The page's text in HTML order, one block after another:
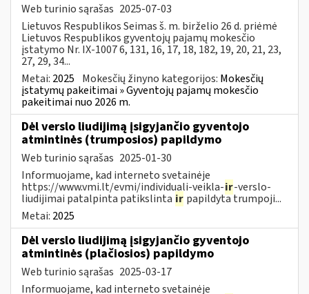
Web turinio sąrašas 2025-07-03
Lietuvos Respublikos Seimas š. m. birželio 26 d. priėmė
Lietuvos Respublikos gyventojų pajamų mokesčio
įstatymo Nr. IX-1007 6, 131, 16, 17, 18, 182, 19, 20, 21, 23,
27, 29, 34...
Metai: 2025 Mokesčių žinyno kategorijos: Mokesčių
įstatymų pakeitimai » Gyventojų pajamų mokesčio
pakeitimai nuo 2026 m.
Dėl verslo liudijimą įsigyjančio gyventojo
atmintinės (trumposios) papildymo
Web turinio sąrašas 2025-01-30
Informuojame, kad interneto svetainėje
https://www.vmi.lt/evmi/individuali-veikla-ir-verslo-
liudijimai patalpinta patikslinta ir papildyta trumpoji...
Metai: 2025
Dėl verslo liudijimą įsigyjančio gyventojo
atmintinės (plačiosios) papildymo
Web turinio sąrašas 2025-03-17
Informuojame, kad interneto svetainėje